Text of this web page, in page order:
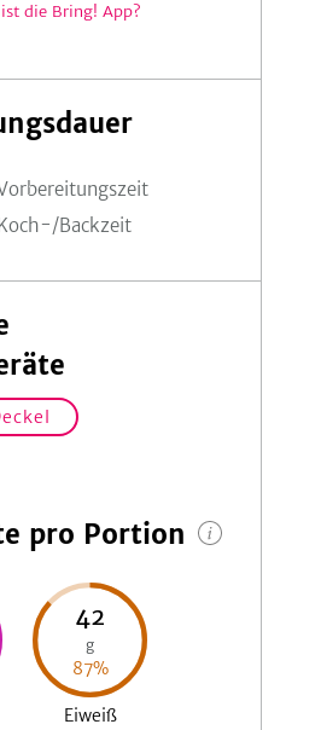
ist die Bring! App?
Backzeit
pro Portion
42
g
87%
Eiweiß